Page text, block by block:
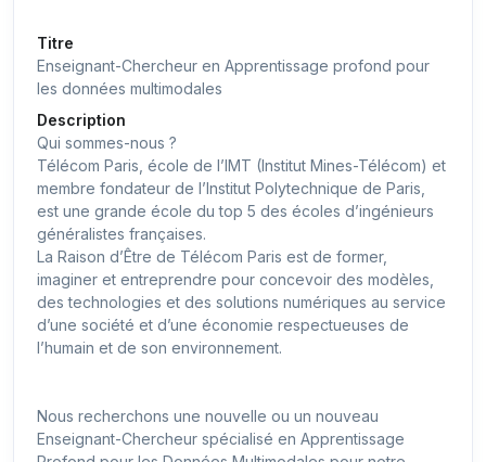
Titre
Enseignant-Chercheur en Apprentissage profond pour
les données multimodales
Description
Qui sommes-nous ?
Télécom Paris, école de l’IMT (Institut Mines-Télécom) et
membre fondateur de l’Institut Polytechnique de Paris,
est une grande école du top 5 des écoles d’ingénieurs
généralistes françaises.
La Raison d’Être de Télécom Paris est de former,
imaginer et entreprendre pour concevoir des modèles,
des technologies et des solutions numériques au service
d’une société et d’une économie respectueuses de
l’humain et de son environnement.
Nous recherchons une nouvelle ou un nouveau
Enseignant-Chercheur spécialisé en Apprentissage